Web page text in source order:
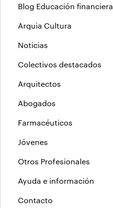
Blog Educación financiera
Arquia Cultura
Noticias
Colectivos destacados
Arquitectos
Abogados
Farmacéuticos
Jóvenes
Otros Profesionales
Ayuda e información
Contacto